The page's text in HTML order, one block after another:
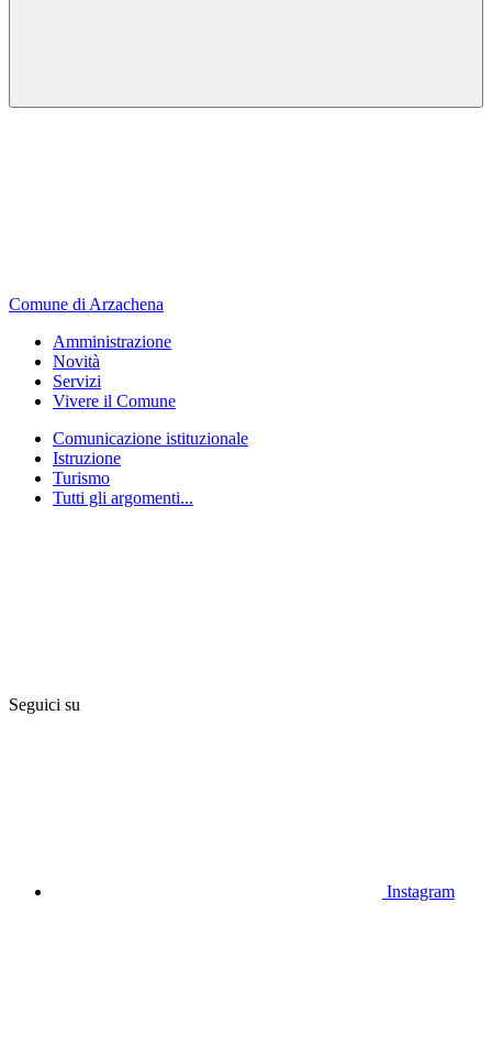
Comune di Arzachena
Amministrazione
Novità
Servizi
Vivere il Comune
Comunicazione istituzionale
Istruzione
Turismo
Tutti gli argomenti...
Seguici su
Instagram